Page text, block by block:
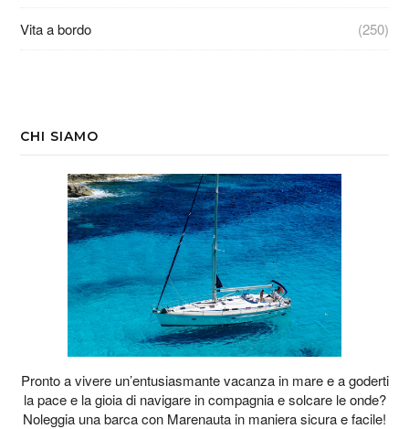
Vita a bordo (250)
CHI SIAMO
Pronto a vivere un’entusiasmante vacanza in mare e a goderti
la pace e la gioia di navigare in compagnia e solcare le onde?
Noleggia una barca con Marenauta in maniera sicura e facile!